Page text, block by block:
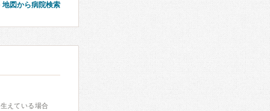
地図から病院検索
えている場合